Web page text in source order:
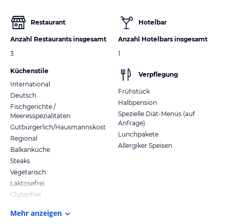
Restaurant
Anzahl Restaurants insgesamt
3
Küchenstile
International
Deutsch
Fischgerichte /
Meeresspezialitäten
Gutbürgerlich/Hausmannskost
Regional
Balkanküche
Steaks
Vegetarisch
Laktosefrei
Glutenfrei
Hotelbar
Anzahl Hotelbars insgesamt
1
Verpflegung
Frühstück
Halbpension
Spezielle Diät-Menüs (auf
Anfrage)
Lunchpakete
Allergiker Speisen
Mehr anzeigen